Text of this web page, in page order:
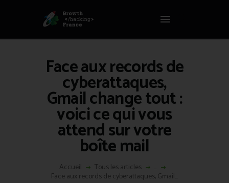
Face aux records de
cyberattaques,
Gmail change tout :
voici ce qui vous
attend sur votre
boîte mail
Accueil Tous les articles
Face aux records de cyberattaques, Gmail...
GROWTH HACKING FRANCE
ACCUEIL
HACKS
VOUS ÊTES ?
RESSOURCES
L’AGENCE
ÉTHIQUE
CONTACT